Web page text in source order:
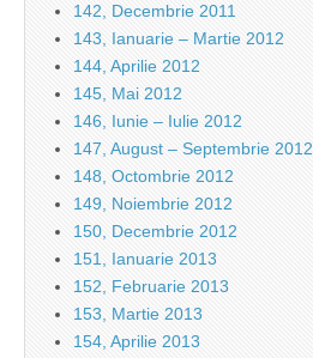
142, Decembrie 2011
143, Ianuarie – Martie 2012
144, Aprilie 2012
145, Mai 2012
146, Iunie – Iulie 2012
147, August – Septembrie 2012
148, Octombrie 2012
149, Noiembrie 2012
150, Decembrie 2012
151, Ianuarie 2013
152, Februarie 2013
153, Martie 2013
154, Aprilie 2013